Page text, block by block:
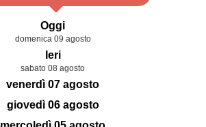
Oggi
domenica 09 agosto
Ieri
sabato 08 agosto
venerdì 07 agosto
giovedì 06 agosto